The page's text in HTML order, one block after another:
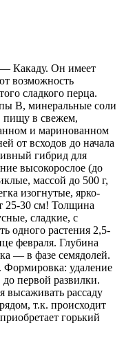
Какаду. Он имеет
возможность
сладкого перца.
В, минеральные соли
пищу в свежем,
и маринованном
от всходов до начала
гибрид для
высокорослое (до
массой до 500 г,
изогнутые, ярко-
25-30 см! Толщина
сладкие, с
одного растения 2,5-
февраля. Глубина
— в фазе семядолей.
удаление
первой развилки.
высаживать рассаду
т.к. происходит
горький